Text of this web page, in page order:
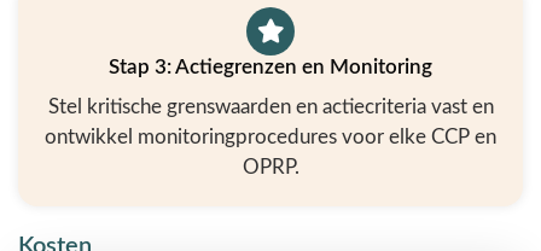
Stap 3: Actiegrenzen en Monitoring
Stel kritische grenswaarden en actiecriteria vast en
ontwikkel monitoringprocedures voor elke CCP en
OPRP.